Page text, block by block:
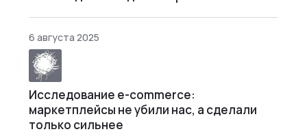
6 августа 2025
Исследование e-commerce:
маркетплейсы не убили нас, а сделали
только сильнее